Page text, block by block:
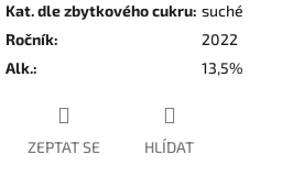
Kat. dle zbytkového cukru: suché
Ročník:
2022
Alk.: 13,5%
ZEPTAT SE HLÍDAT